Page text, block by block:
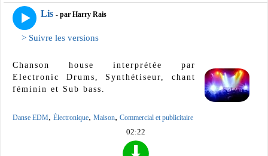
Lis - par Harry Rais
> Suivre les versions
Chanson house interprétée par
Electronic Drums, Synthétiseur, chant
féminin et Sub bass.
Danse EDM, Électronique, Maison, Commercial et publicitaire
02:22